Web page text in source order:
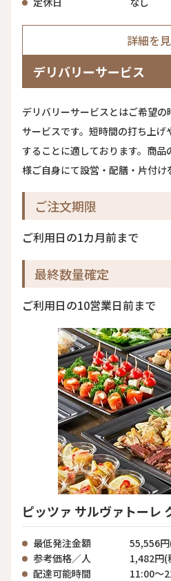
詳細を
デリバリーサービス
デリバリーサービスとはご希望
サービスです。短時間の打ち上げ
することに適しております。商
様ご自身にて​設営・配膳・片付け
ご注文期限
ご利用日の1カ月前まで
最終数量確定
ご利用日の10営業日前まで
ピッツァ サルヴァトーレ
最低発注金額
55,556
参考価格／人
1,482円(
配達可能時間
11:00～